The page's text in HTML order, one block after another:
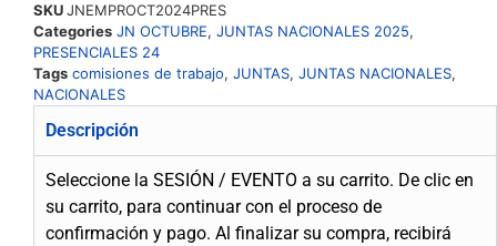
SKUJNEMPROCT2024PRES
Categories JN OCTUBRE, JUNTAS NACIONALES 2025,
PRESENCIALES 24
Tags comisiones de trabajo, JUNTAS, JUNTAS NACIONALES,
NACIONALES
Descripción
Seleccione la SESIÓN / EVENTO a su carrito. De clic en
su carrito, para continuar con el proceso de
confirmación y pago. Al finalizar su compra, recibirá